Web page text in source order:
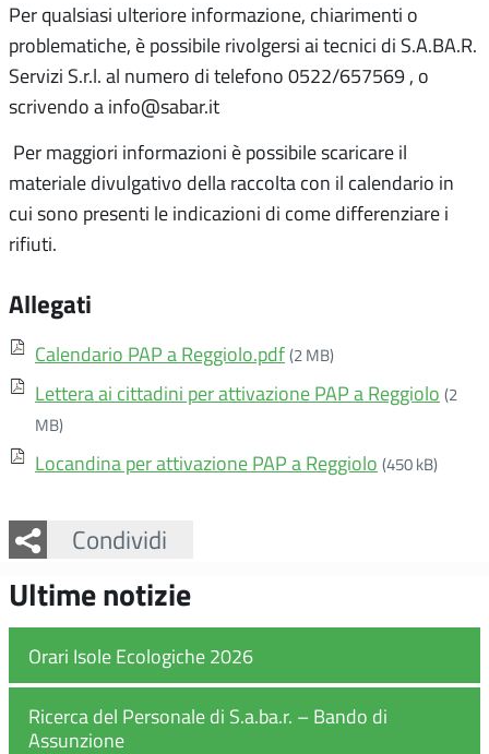
Per qualsiasi ulteriore informazione, chiarimenti o
problematiche, è possibile rivolgersi ai tecnici di S.A.BA.R.
Servizi S.r.l. al numero di telefono 0522/657569 , o
scrivendo a info@sabar.it
Per maggiori informazioni è possibile scaricare il
materiale divulgativo della raccolta con il calendario in
cui sono presenti le indicazioni di come differenziare i
rifiuti.
Allegati
Calendario PAP a Reggiolo.pdf(2 MB)
Lettera ai cittadini per attivazione PAP a Reggiolo (2
MB)
Locandina per attivazione PAP a Reggiolo (450 kB)
Condividi
Facebook
Twitter
Whatsapp
Ultime notizie
Orari Isole Ecologiche 2026
Ricerca del Personale di S.a.ba.r. – Bando di
Assunzione